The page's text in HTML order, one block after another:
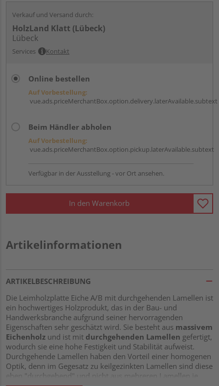
Verkauf und Versand durch:
HolzLand Klatt (Lübeck)
Lübeck
Services Kontakt
Online bestellen
Auf Vorbestellung:
vue.ads.priceMerchantBox.option.delivery.laterAvailable.subtext
Beim Händler abholen
Auf Vorbestellung:
vue.ads.priceMerchantBox.option.pickup.laterAvailable.subtext
Verfügbar in der Ausstellung - vor Ort ansehen.
In den Warenkorb
Artikelinformationen
ARTIKELBESCHREIBUNG
Die Leimholzplatte Eiche A/B mit durchgehenden Lamellen ist
ein hochwertiges Holzprodukt, das in der Bau- und
Handwerksbranche aufgrund seiner hervorragenden
Eigenschaften sehr geschätzt wird. Sie besteht aus massivem
Eichenholz und ist mit durchgehenden Lamellen gefertigt,
wodurch sie eine hohe Festigkeit und Stabilität aufweist.
Durchgehende Lamellen haben den Vorteil einer homogenen
Optik, denn im Gegesatz zu keilgezinkten Lamellen sind diese
eben "durchgehend" und nicht aus mehreren Lamellen je